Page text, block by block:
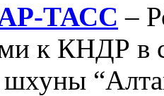
ТАСС –
к КНДР в